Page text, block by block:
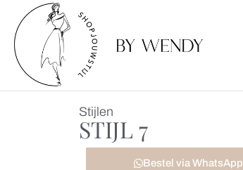
Stijlen
STIJL 7
Bestel via WhatsApp